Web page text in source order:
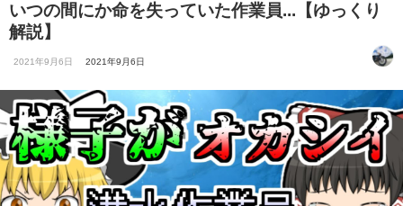
いつの間にか命を失っていた作業員...【ゆっくり
解説】
2021年9月6日 2021年9月6日